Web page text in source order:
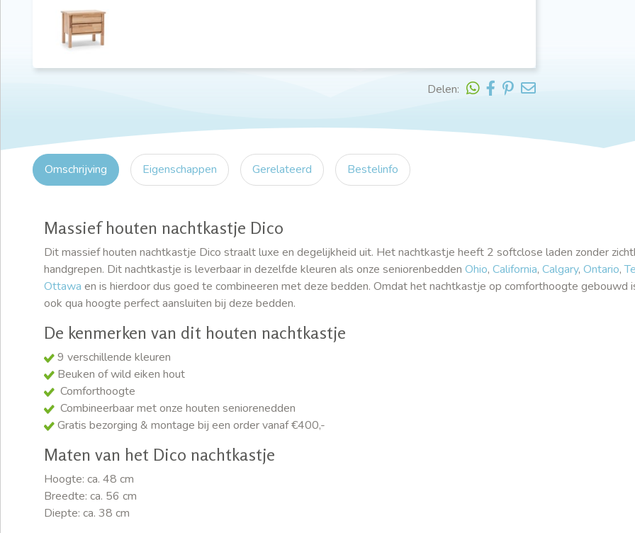
Delen:
Omschrijving Eigenschappen Gerelateerd Bestelinfo
Massief houten nachtkastje Dico
Dit massief houten nachtkastje Dico straalt luxe en degelijkheid uit. Het nachtkastje heeft 2 softclose laden zonder
handgrepen. Dit nachtkastje is leverbaar in dezelfde kleuren als onze seniorenbedden Ohio, California, Calgary, Ontario,
Ottawa en is hierdoor dus goed te combineeren met deze bedden. Omdat het nachtkastje op comforthoogte gebouwd
ook qua hoogte perfect aansluiten bij deze bedden.
De kenmerken van dit houten nachtkastje
9 verschillende kleuren
Beuken of wild eiken hout
Comforthoogte
Combineerbaar met onze houten seniorenedden
Gratis bezorging & montage bij een order vanaf €400,-
Maten van het Dico nachtkastje
Hoogte: ca. 48 cm
Breedte: ca. 56 cm
Diepte: ca. 38 cm